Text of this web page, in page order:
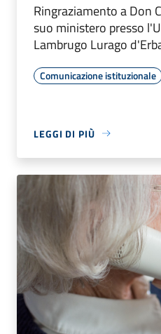
Ringraziamento a Don
suo ministero presso
Lambrugo Lurago
Comunicazione istituzionale
LEGGI DI PIÙ